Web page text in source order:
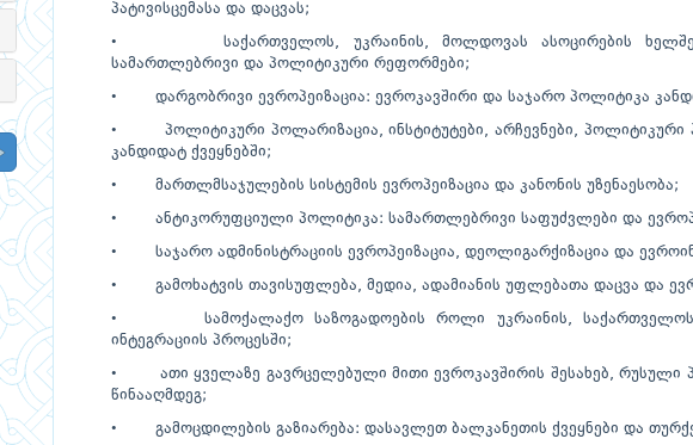
პატივისცემასა და დაცვას;
• საქართველოს, უკრაინის, მოლდოვას ასოცირების
სამართლებრივი და პოლიტიკური რეფორმები;
• დარგობრივი ევროპეიზაცია: ევროკავშირი და საჯარო პოლიტიკა
• პოლიტიკური პოლარიზაცია, ინსტიტუტები, არჩევნები, პოლიტიკური
კანდიდატ ქვეყნებში;
• მართლმსაჯულების სისტემის ევროპეიზაცია და კანონის უზენაესობა;
• ანტიკორუფციული პოლიტიკა: სამართლებრივი საფუძვლები და
• საჯარო ადმინისტრაციის ევროპეიზაცია, დეოლიგარქიზაცია და
• გამოხატვის თავისუფლება, მედია, ადამიანის უფლებათა დაცვა და
• სამოქალაქო საზოგადოების როლი უკრაინის,
ინტეგრაციის პროცესში;
• ათი ყველაზე გავრცელებული მითი ევროკავშირის შესახებ, რუსული
წინააღმდეგ;
• გამოცდილების გაზიარება: დასავლეთ ბალკანეთის ქვეყნები და